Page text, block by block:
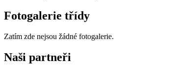
Fotogalerie třídy
Zatím zde nejsou žádné fotogalerie.
Naši partneři